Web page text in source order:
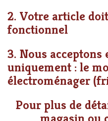
2. Votre article
fonctionnel
3. Nous acceptons
uniquement : le
électroménager
Pour plus de